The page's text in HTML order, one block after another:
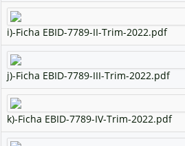
i)-Ficha EBID-7789-II-Trim-2022.pdf
j)-Ficha EBID-7789-III-Trim-2022.pdf
k)-Ficha EBID-7789-IV-Trim-2022.pdf